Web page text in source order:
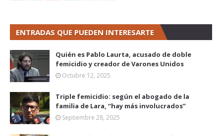
ENTRADAS QUE PUEDEN INTERESARTE
Quién es Pablo Laurta, acusado de doble
femicidio y creador de Varones Unidos
Octubre 12, 2025
Triple femicidio: según el abogado de la
familia de Lara, “hay más involucrados”
Septiembre 28, 2025